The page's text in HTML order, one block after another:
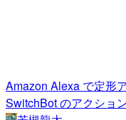
Amazon Alexa で定形
SwitchBot のアクショ